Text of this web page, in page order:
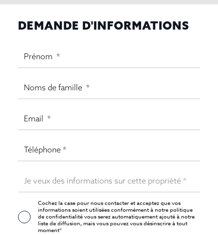
DEMANDE D'INFORMATIONS
Cochez la case pour nous contacter et acceptez que vos
informations soient utilisées conformément à notrepolitique
de confidentialitévous serez automatiquement ajouté à notre
liste de diffusion, mais vous pouvez vous désinscrire à tout
moment*